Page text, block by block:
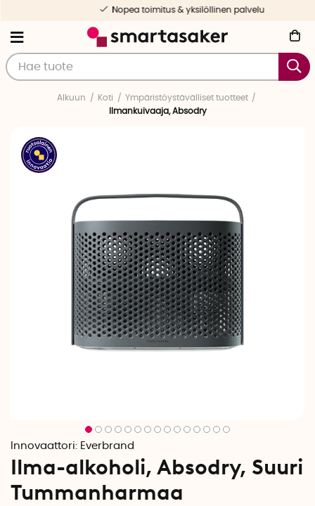
Nopea toimitus & yksilöllinen palvelu
Alkuun Koti
Ympäristöystävälliset tuotteet
Ilmankuivaaja, Absodry
Innovaattori: Everbrand
Ilma-alkoholi, Absodry, Suuri
Tummanharmaa